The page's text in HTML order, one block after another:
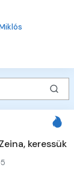
keressük